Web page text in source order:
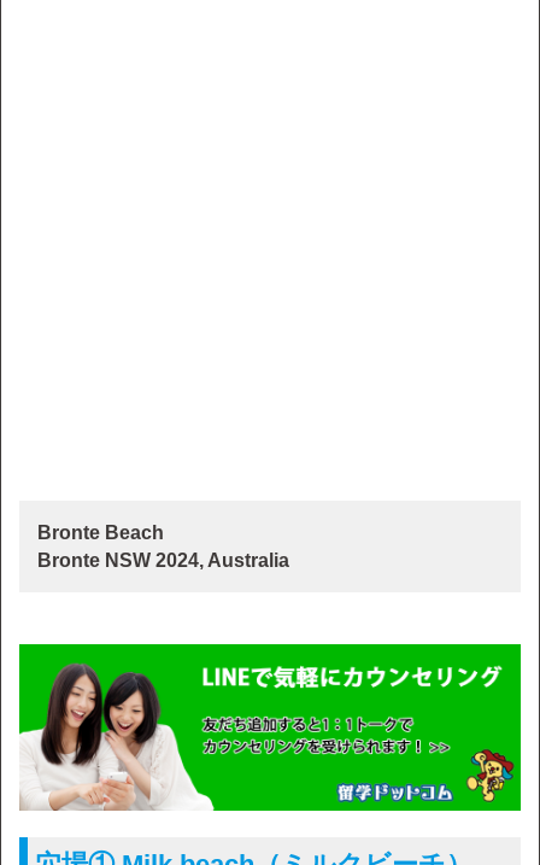
Bronte Beach
Bronte NSW 2024, Australia